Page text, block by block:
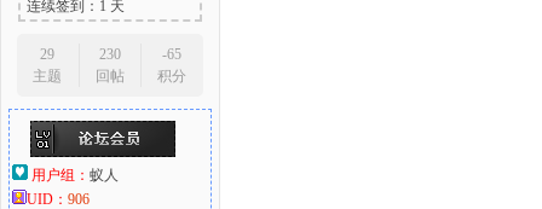
连续签到：1 天
29
主题
230
回帖
-65
积分
用户组： 蚁人
UID： 906